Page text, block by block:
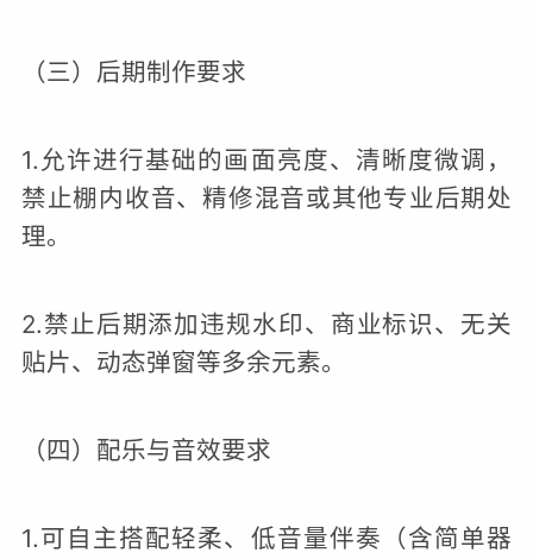
（三）后期制作要求
1.允许进行基础的画面亮度、清晰度微调，
禁止棚内收音、精修混音或其他专业后期处
理。
2.禁止后期添加违规水印、商业标识、无关
贴片、动态弹窗等多余元素。
（四）配乐与音效要求
1.可自主搭配轻柔、低音量伴奏（含简单器